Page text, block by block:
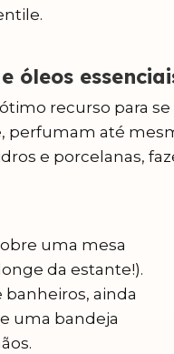
óleos
recurso para
perfumam até
e porcelanas,
uma mesa
da estante!).
banheiros, ainda
uma bandeja